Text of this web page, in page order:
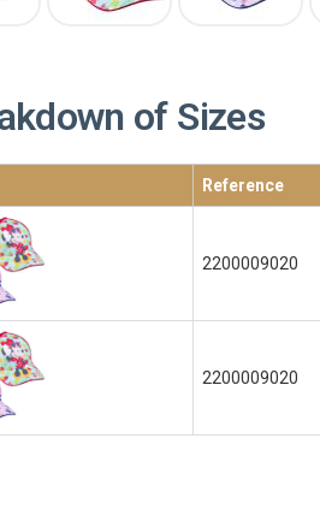
of Sizes
Reference
2200009020
2200009020